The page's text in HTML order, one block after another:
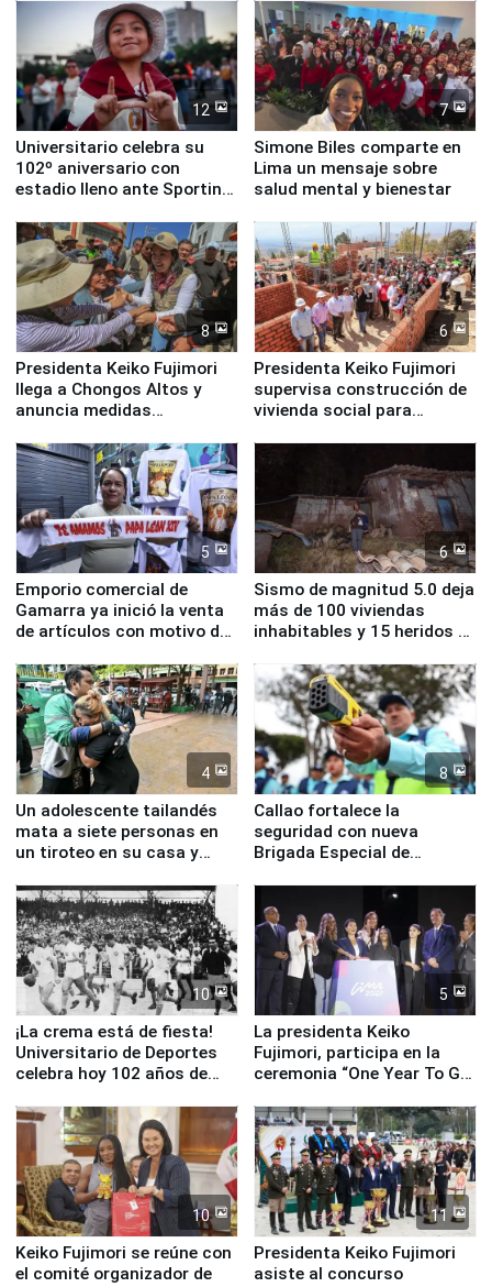
12
Universitario celebra su
102º aniversario con
estadio lleno ante Sporting
7
Simone Biles comparte en
Lima un mensaje sobre
salud mental y bienestar
8
Presidenta Keiko Fujimori
llega a Chongos Altos y
anuncia medidas
educación, salud y empleo
6
Presidenta Keiko Fujimori
supervisa construcción de
vivienda social para
5
Emporio comercial de
Gamarra ya inició la venta
de artículos con motivo de
6
Sismo de magnitud 5.0 deja
más de 100 viviendas
inhabitables y 15 heridos en
4
Un adolescente tailandés
mata a siete personas en
un tiroteo en su casa y
8
Callao fortalece la
seguridad con nueva
Brigada Especial de
equipamiento para
Serenazgo
10
¡La crema está de fiesta!
Universitario de Deportes
celebra hoy 102 años de
5
La presidenta Keiko
Fujimori, participa en la
ceremonia “One Year To Go
10
Keiko Fujimori se reúne con
el comité organizador de
11
Presidenta Keiko Fujimori
asiste al concurso